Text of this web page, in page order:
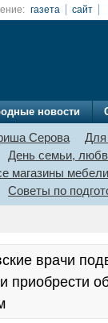
газета сайт
новости
Серова
Для
День семьи,
магазины мебели
Советы по
врачи
приобрести